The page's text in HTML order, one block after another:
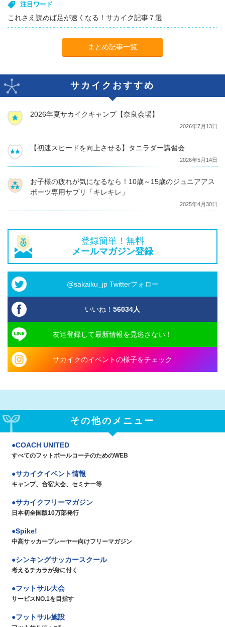
注目ワード
これさえ読めば足が速くなる！サカイク記事７選
まとめ記事一覧
サカイクおすすめ
2026年夏サカイクキャンプ【奈良会場】
2026年7月13日
【初速スピードを向上させる】タニラダー講習会
2026年5月14日
お子様の疲れが気になるなら！10歳～15歳のジュニアアス
ポーツ専用サプリ「キレキレ」
2025年4月30日
登録簡単！無料
メールマガジン登録
@sakaiku_jp Twitterフォロー
いいね！ 56034人
友達登録して最新情報を見逃さない！
サカイクのイベントの様子をチェック
その他のメニュー
COACH UNITED
すべてのフットボールコーチのためのWEB
サカイクイベント情報
キャンプ、合宿大会、セミナー等
サカイクフリーマガジン
日本初全国版10万部発行
Spike!
中高サッカープレーヤー向けフリーマガジン
シンキングサッカースクール
考えるチカラが身に付く
フットサル大会
サービスNO.1を目指す
フットサル施設